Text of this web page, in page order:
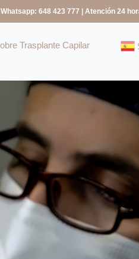
648 423 777 | Atención 24
Trasplante Capilar